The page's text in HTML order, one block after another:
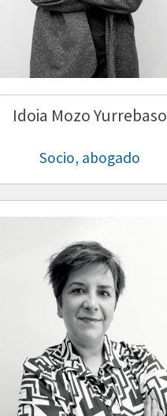
Idoia Mozo Yurrebaso
Socio, abogado